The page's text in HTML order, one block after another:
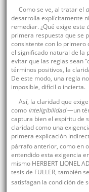
Como se ve, al tratar el
desarrolla explícitamente
remediar. ¿Qué exige este
primera respuesta que se
consistente con lo primero
el significado natural de la
evitar que las reglas sean
términos positivos, la
De este modo, una regla
imposible, difícil o incierta.
Así, la claridad que
como inteligibilidad—un
captura bien el espíritu de
claridad como una
primera explicación
párrafo anterior, como en
entendido esta exigencia
mismo HERBERT LIONEL
tesis de FULLER, también
satisfagan la condición de